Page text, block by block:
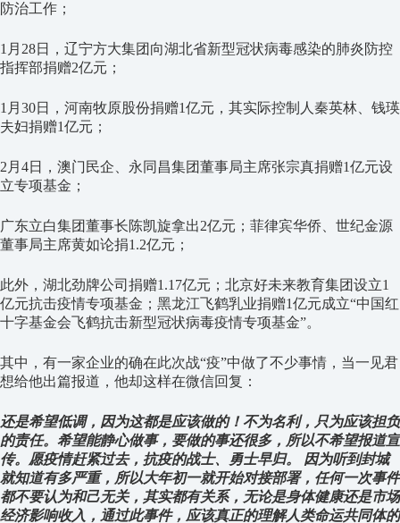
防治工作；
1月28日，辽宁方大集团向湖北省新型冠状病毒感染的肺炎防控
指挥部捐赠2亿元；
1月30日，河南牧原股份捐赠1亿元，其实际控制人秦英林、钱瑛
夫妇捐赠1亿元；
2月4日，澳门民企、永同昌集团董事局主席张宗真捐赠1亿元设
立专项基金；
广东立白集团董事长陈凯旋拿出2亿元；菲律宾华侨、世纪金源
董事局主席黄如论捐1.2亿元；
此外，湖北劲牌公司捐赠1.17亿元；北京好未来教育集团设立1
亿元抗击疫情专项基金；黑龙江飞鹤乳业捐赠1亿元成立“中国红
十字基金会飞鹤抗击新型冠状病毒疫情专项基金”。
其中，有一家企业的确在此次战“疫”中做了不少事情，当一见君
想给他出篇报道，他却这样在微信回复：
还是希望低调，因为这都是应该做的！不为名利，只为应该担负
的责任。希望能静心做事，要做的事还很多，所以不希望报道宣
传。愿疫情赶紧过去，抗疫的战士、勇士早归。 因为听到封城
就知道有多严重，所以大年初一就开始对接部署，任何一次事件
都不要认为和己无关，其实都有关系，无论是身体健康还是市场
经济影响收入，通过此事件，应该真正的理解人类命运共同体的